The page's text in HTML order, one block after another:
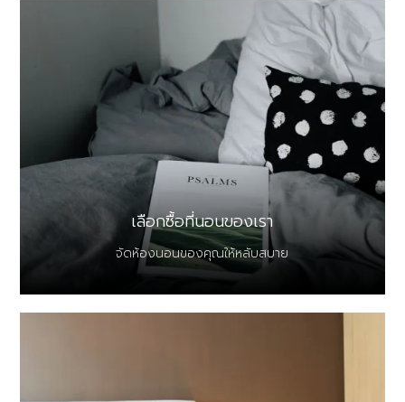
เลือกซื้อที่นอนของเรา
จัดห้องนอนของคุณให้หลับสบาย